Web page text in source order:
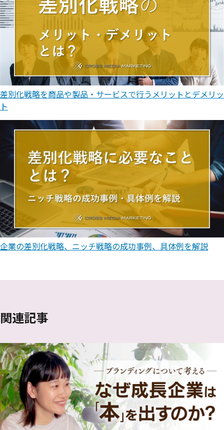
差別化戦略を商品や製品・サービスで行うメリットとデメリッ
ト
企業の差別化戦略、ニッチ戦略の成功事例、具体例を解説
関連記事